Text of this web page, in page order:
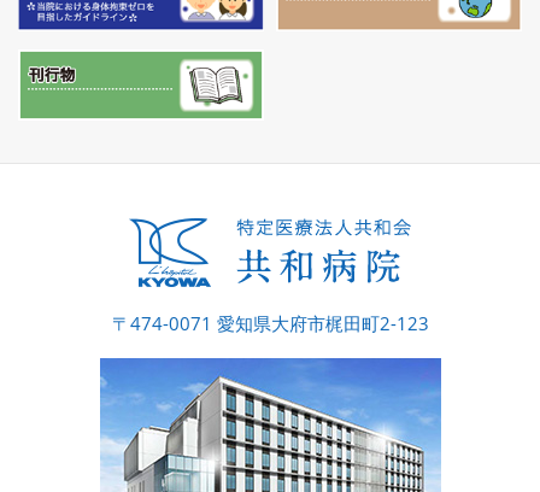
〒474-0071 愛知県大府市梶田町2-123